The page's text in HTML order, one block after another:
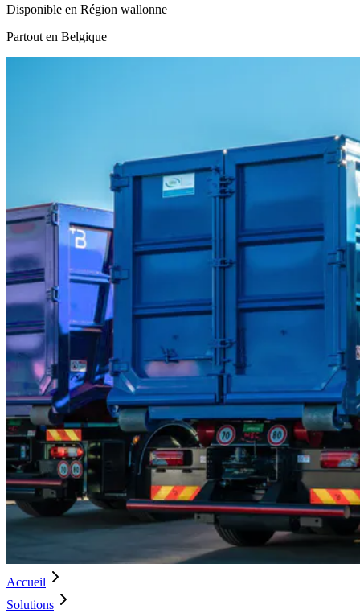
Disponible en Région wallonne
Partout en Belgique
Accueil
Solutions